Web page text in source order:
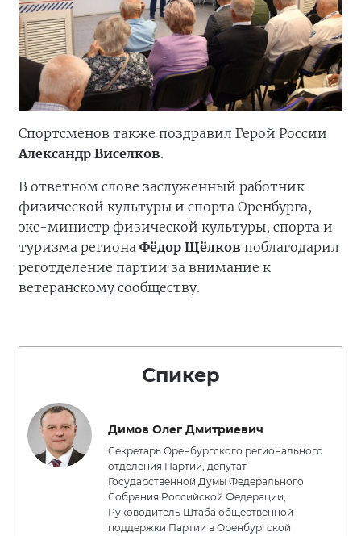
Спортсменов также поздравил Герой России
Александр Виселков.
В ответном слове заслуженный работник
физической культуры и спорта Оренбурга,
экс-министр физической культуры, спорта и
туризма региона Фёдор Щёлков поблагодарил
реготделение партии за внимание к
ветеранскому сообществу.
Спикер
Димов Олег Дмитриевич
Секретарь Оренбургского регионального
отделения Партии, депутат
Государственной Думы Федерального
Собрания Российской Федерации,
Руководитель Штаба общественной
поддержки Партии в Оренбургской